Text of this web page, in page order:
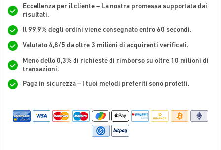
Eccellenza per il cliente – La nostra promessa supportata dai
risultati.
Il 99,9% degli ordini viene consegnato entro 60 secondi.
Valutato 4,8/5 da oltre 3 milioni di acquirenti verificati.
Meno dello 0,3% di richieste di rimborso su oltre 10 milioni di
transazioni.
Paga in sicurezza – I tuoi metodi preferiti sono protetti.